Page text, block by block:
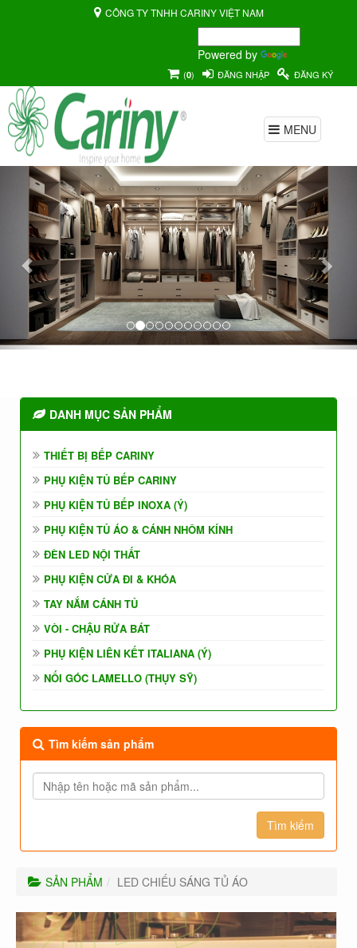
CÔNG TY TNHH CARINY VIỆT NAM
Powered by
(0) ĐĂNG NHẬP ĐĂNG KÝ
MENU
Previous
DANH MỤC SẢN PHẨM
THIẾT BỊ BẾP CARINY
PHỤ KIỆN TỦ BẾP CARINY
PHỤ KIỆN TỦ BẾP INOXA (Ý)
PHỤ KIỆN TỦ ÁO & CÁNH NHÔM KÍNH
ĐÈN LED NỘI THẤT
PHỤ KIỆN CỬA ĐI & KHÓA
TAY NẮM CÁNH TỦ
VÒI - CHẬU RỬA BÁT
PHỤ KIỆN LIÊN KẾT ITALIANA (Ý)
NỐI GÓC LAMELLO (THỤY SỸ)
Tìm kiếm sản phẩm
SẢN PHẨM LED CHIẾU SÁNG TỦ ÁO